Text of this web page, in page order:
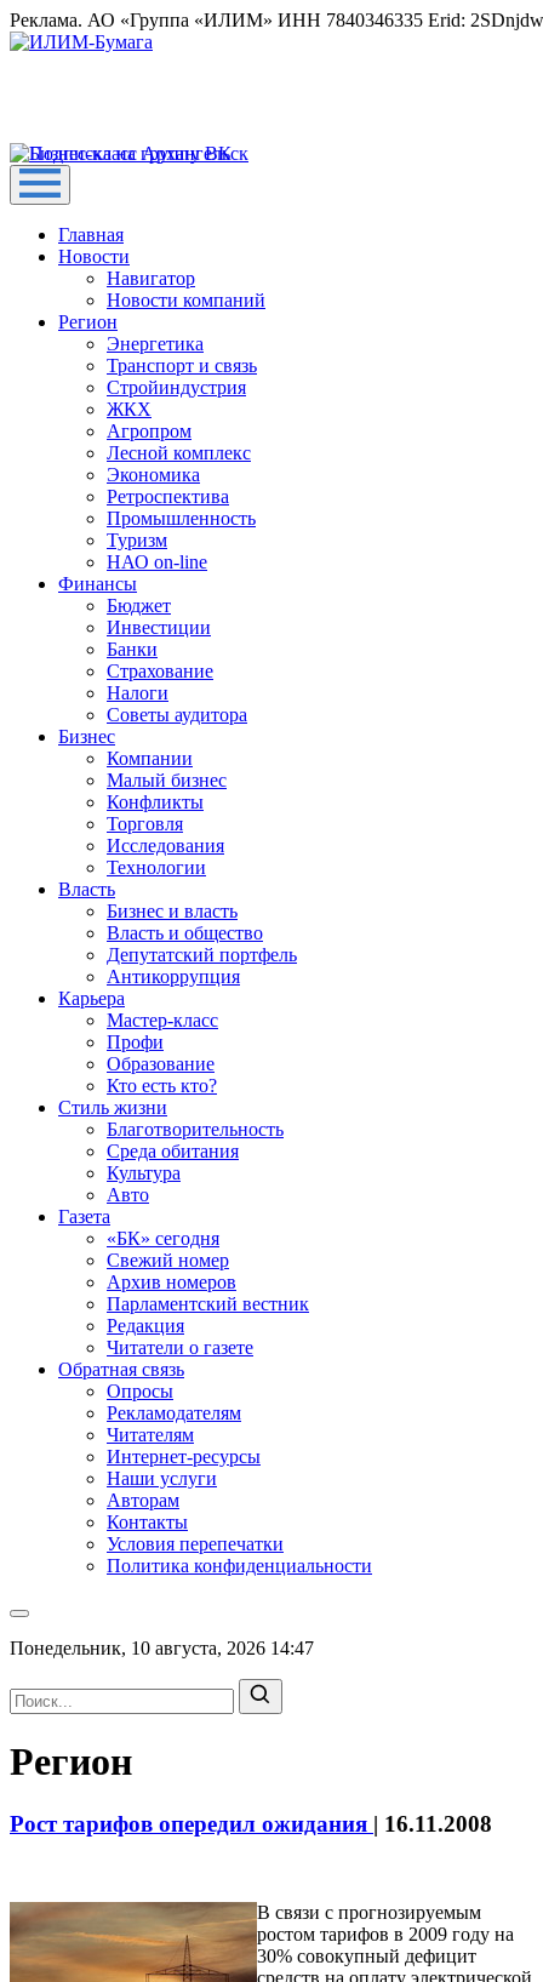
Реклама. АО «Группа «ИЛИМ» ИНН 7840346335 Erid:
Главная
Новости
Навигатор
Новости компаний
Регион
Энергетика
Транспорт и связь
Стройиндустрия
ЖКХ
Агропром
Лесной комплекс
Экономика
Ретроспектива
Промышленность
Туризм
НАО on-line
Финансы
Бюджет
Инвестиции
Банки
Страхование
Налоги
Советы аудитора
Бизнес
Компании
Малый бизнес
Конфликты
Торговля
Исследования
Технологии
Власть
Бизнес и власть
Власть и общество
Депутатский портфель
Антикоррупция
Карьера
Мастер-класс
Профи
Образование
Кто есть кто?
Стиль жизни
Благотворительность
Среда обитания
Культура
Авто
Газета
«БК» сегодня
Свежий номер
Архив номеров
Парламентский вестник
Редакция
Читатели о газете
Обратная связь
Опросы
Рекламодателям
Читателям
Интернет-ресурсы
Наши услуги
Авторам
Контакты
Условия перепечатки
Политика конфиденциальности
Понедельник, 10 августа, 2026 14:47
Регион
Рост тарифов опередил ожидания | 16.11.2008
В связи с прогнозируемым
ростом тарифов в 2009 году на
30% совокупный дефицит
средств на оплату электрической